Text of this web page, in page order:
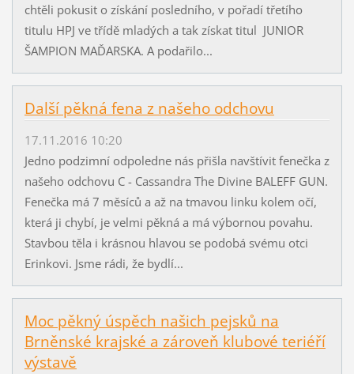
chtěli pokusit o získání posledního, v pořadí třetího
titulu HPJ ve třídě mladých a tak získat titul JUNIOR
ŠAMPION MAĎARSKA. A podařilo...
Další pěkná fena z našeho odchovu
17.11.2016 10:20
Jedno podzimní odpoledne nás přišla navštívit fenečka z
našeho odchovu C - Cassandra The Divine BALEFF GUN.
Fenečka má 7 měsíců a až na tmavou linku kolem očí,
která ji chybí, je velmi pěkná a má výbornou povahu.
Stavbou těla i krásnou hlavou se podobá svému otci
Erinkovi. Jsme rádi, že bydlí...
Moc pěkný úspěch našich pejsků na
Brněnské krajské a zároveň klubové teriéří
výstavě